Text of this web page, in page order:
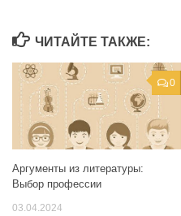
ЧИТАЙТЕ ТАКЖЕ:
0
Аргументы из литературы:
Выбор профессии
03.04.2024